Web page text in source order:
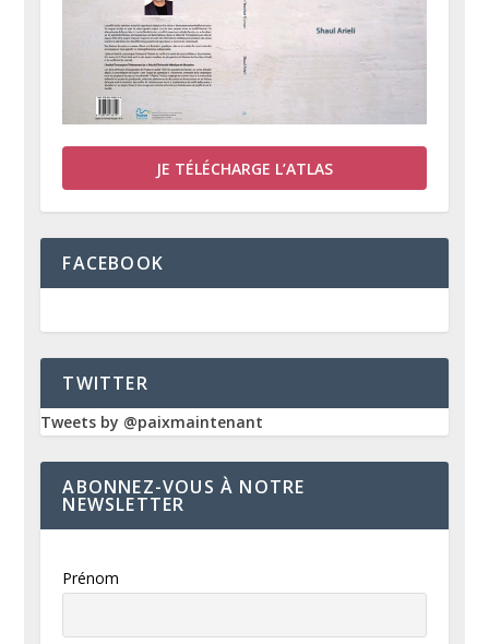
JE TÉLÉCHARGE L’ATLAS
FACEBOOK
TWITTER
Tweets by @paixmaintenant
ABONNEZ-VOUS À NOTRE
NEWSLETTER
Prénom